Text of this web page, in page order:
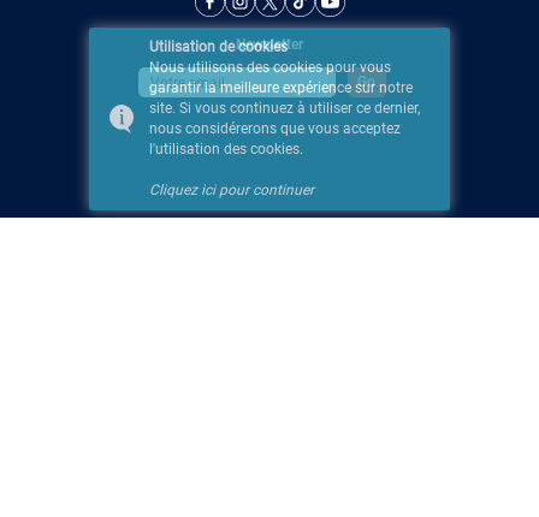
Newsletter
Utilisation de cookies
Nous utilisons des cookies pour vous
garantir la meilleure expérience sur notre
site. Si vous continuez à utiliser ce dernier,
nous considérerons que vous acceptez
l'utilisation des cookies.
Cliquez ici pour continuer